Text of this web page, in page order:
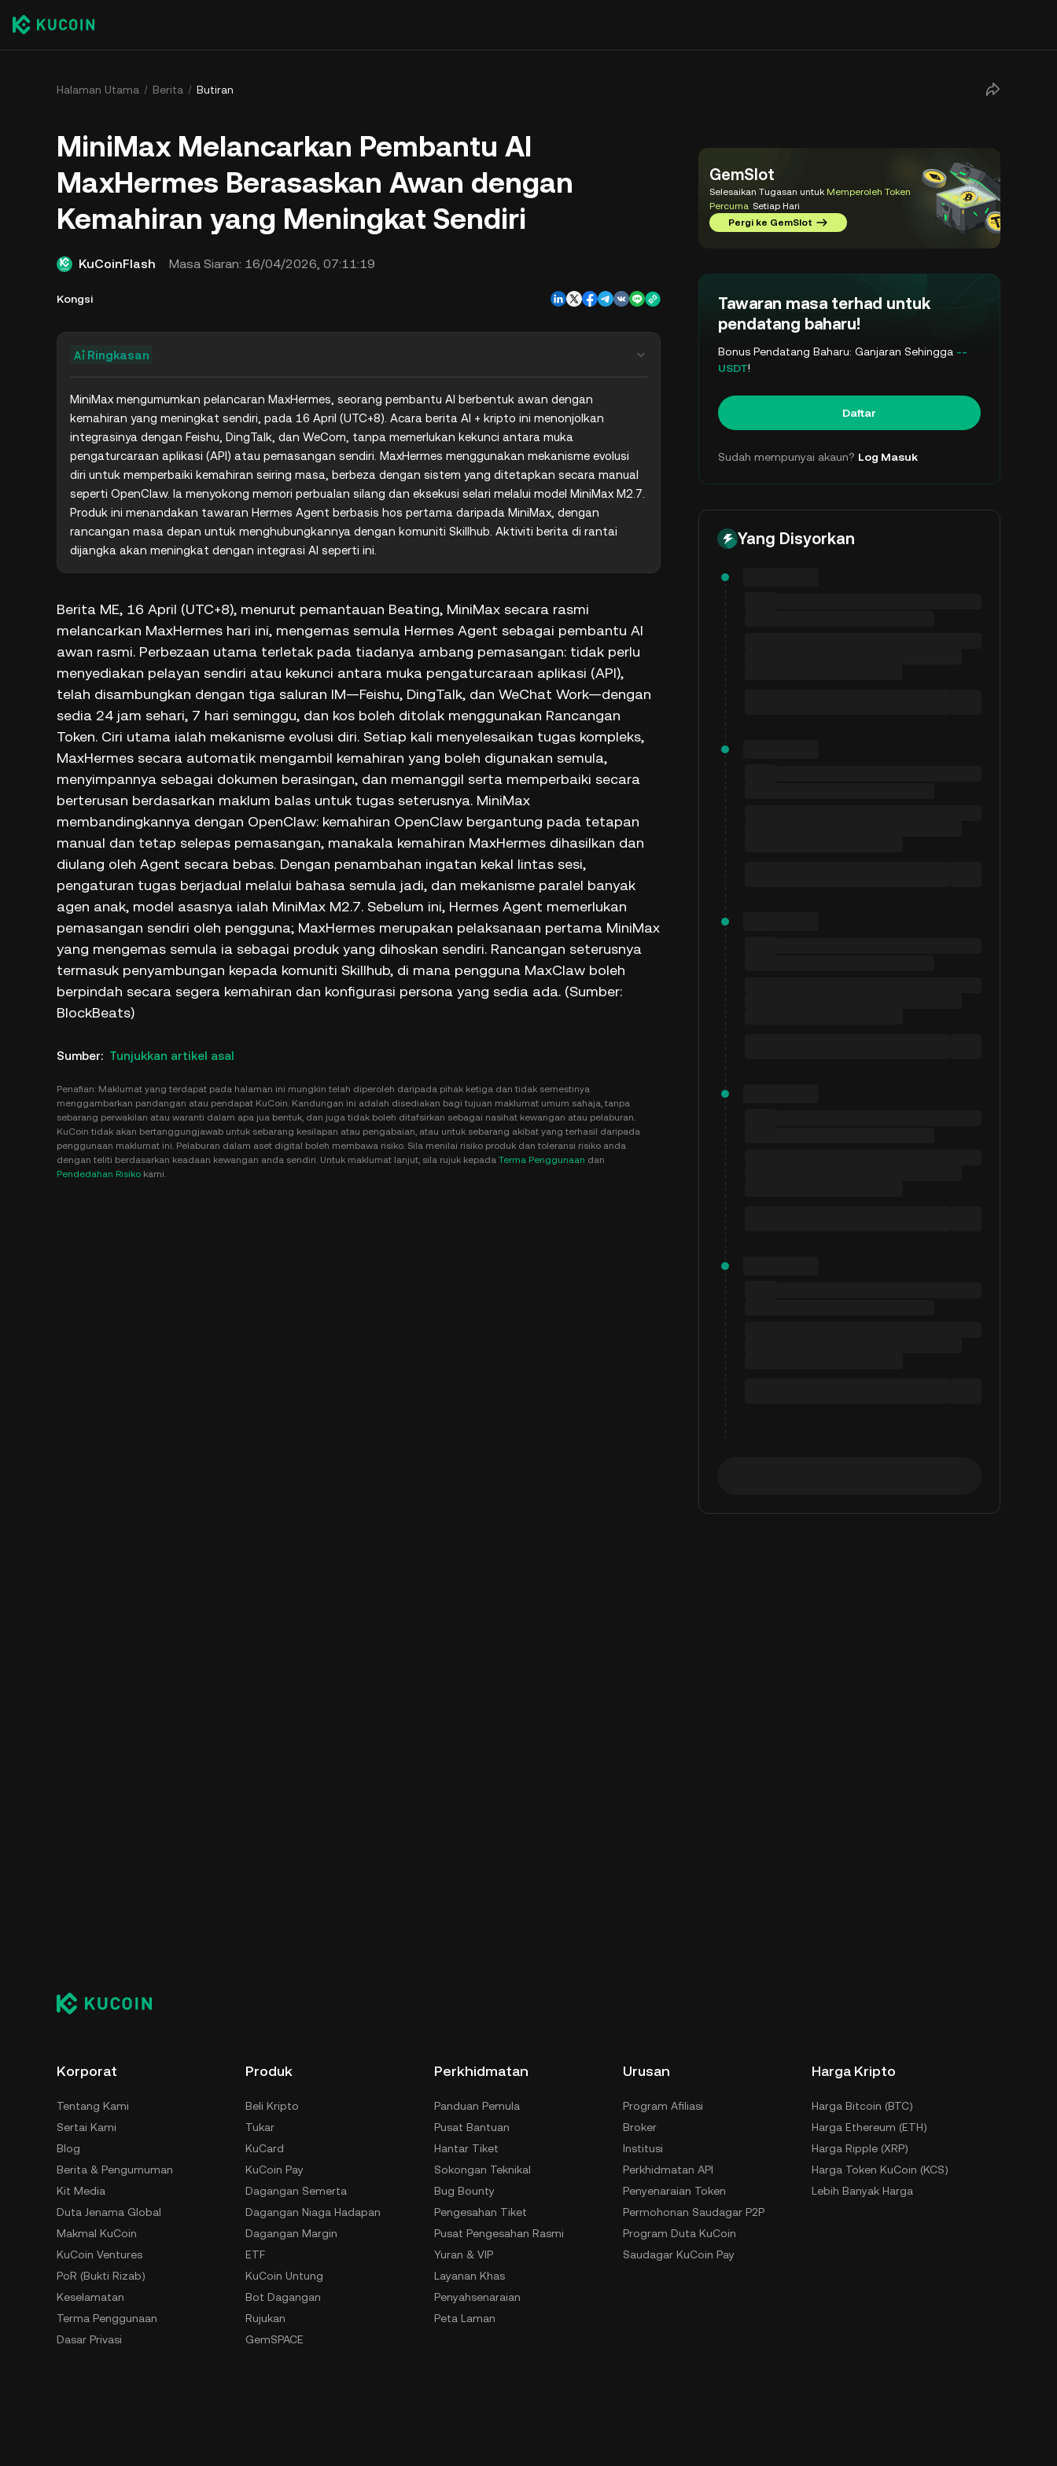
Halaman Utama Berita Butiran
MiniMax Melancarkan Pembantu AI
MaxHermes Berasaskan Awan dengan
Kemahiran yang Meningkat Sendiri
KuCoinFlash Masa Siaran: 16/04/2026, 07:11:19
Kongsi
Ringkasan
MiniMax mengumumkan pelancaran MaxHermes, seorang pembantu AI berbentuk awan dengan
kemahiran yang meningkat sendiri, pada 16 April (UTC+8). Acara berita AI + kripto ini menonjolkan
integrasinya dengan Feishu, DingTalk, dan WeCom, tanpa memerlukan kekunci antara muka
pengaturcaraan aplikasi (API) atau pemasangan sendiri. MaxHermes menggunakan mekanisme evolusi
diri untuk memperbaiki kemahiran seiring masa, berbeza dengan sistem yang ditetapkan secara manual
seperti OpenClaw. Ia menyokong memori perbualan silang dan eksekusi selari melalui model MiniMax M2.7.
Produk ini menandakan tawaran Hermes Agent berbasis hos pertama daripada MiniMax, dengan
rancangan masa depan untuk menghubungkannya dengan komuniti Skillhub. Aktiviti berita di rantai
dijangka akan meningkat dengan integrasi AI seperti ini.
Berita ME, 16 April (UTC+8), menurut pemantauan Beating, MiniMax secara rasmi
melancarkan MaxHermes hari ini, mengemas semula Hermes Agent sebagai pembantu AI
awan rasmi. Perbezaan utama terletak pada tiadanya ambang pemasangan: tidak perlu
menyediakan pelayan sendiri atau kekunci antara muka pengaturcaraan aplikasi (API),
telah disambungkan dengan tiga saluran IM—Feishu, DingTalk, dan WeChat Work—dengan
sedia 24 jam sehari, 7 hari seminggu, dan kos boleh ditolak menggunakan Rancangan
Token. Ciri utama ialah mekanisme evolusi diri. Setiap kali menyelesaikan tugas kompleks,
MaxHermes secara automatik mengambil kemahiran yang boleh digunakan semula,
menyimpannya sebagai dokumen berasingan, dan memanggil serta memperbaiki secara
berterusan berdasarkan maklum balas untuk tugas seterusnya. MiniMax
membandingkannya dengan OpenClaw: kemahiran OpenClaw bergantung pada tetapan
manual dan tetap selepas pemasangan, manakala kemahiran MaxHermes dihasilkan dan
diulang oleh Agent secara bebas. Dengan penambahan ingatan kekal lintas sesi,
pengaturan tugas berjadual melalui bahasa semula jadi, dan mekanisme paralel banyak
agen anak, model asasnya ialah MiniMax M2.7. Sebelum ini, Hermes Agent memerlukan
pemasangan sendiri oleh pengguna; MaxHermes merupakan pelaksanaan pertama MiniMax
yang mengemas semula ia sebagai produk yang dihoskan sendiri. Rancangan seterusnya
termasuk penyambungan kepada komuniti Skillhub, di mana pengguna MaxClaw boleh
berpindah secara segera kemahiran dan konfigurasi persona yang sedia ada. (Sumber:
BlockBeats)
Sumber: Tunjukkan artikel asal
Penafian: Maklumat yang terdapat pada halaman ini mungkin telah diperoleh daripada pihak ketiga dan tidak semestinya
menggambarkan pandangan atau pendapat KuCoin. Kandungan ini adalah disediakan bagi tujuan maklumat umum sahaja, tanpa
sebarang perwakilan atau waranti dalam apa jua bentuk, dan juga tidak boleh ditafsirkan sebagai nasihat kewangan atau pelaburan.
KuCoin tidak akan bertanggungjawab untuk sebarang kesilapan atau pengabaian, atau untuk sebarang akibat yang terhasil daripada
penggunaan maklumat ini. Pelaburan dalam aset digital boleh membawa risiko. Sila menilai risiko produk dan toleransi risiko anda
dengan teliti berdasarkan keadaan kewangan anda sendiri. Untuk maklumat lanjut, sila rujuk kepada Terma Penggunaan dan
Pendedahan Risiko kami.
GemSlot
Selesaikan Tugasan untuk Memperoleh Token
Percuma Setiap Hari
Pergi ke GemSlot
Tawaran masa terhad untuk
pendatang baharu!
Bonus Pendatang Baharu: Ganjaran Sehingga --
USDT!
Daftar
Sudah mempunyai akaun? Log Masuk
Yang Disyorkan
Korporat
Tentang Kami
Sertai Kami
Blog
Berita & Pengumuman
Kit Media
Duta Jenama Global
Makmal KuCoin
KuCoin Ventures
PoR (Bukti Rizab)
Keselamatan
Terma Penggunaan
Dasar Privasi
Produk
Beli Kripto
Tukar
KuCard
KuCoin Pay
Dagangan Semerta
Dagangan Niaga Hadapan
Dagangan Margin
ETF
KuCoin Untung
Bot Dagangan
Rujukan
GemSPACE
Perkhidmatan
Panduan Pemula
Pusat Bantuan
Hantar Tiket
Sokongan Teknikal
Bug Bounty
Pengesahan Tiket
Pusat Pengesahan Rasmi
Yuran & VIP
Layanan Khas
Penyahsenaraian
Peta Laman
Urusan
Program Afiliasi
Broker
Institusi
Perkhidmatan API
Penyenaraian Token
Permohonan Saudagar P2P
Program Duta KuCoin
Saudagar KuCoin Pay
Harga Kripto
Harga Bitcoin (BTC)
Harga Ethereum (ETH)
Harga Ripple (XRP)
Harga Token KuCoin (KCS)
Lebih Banyak Harga